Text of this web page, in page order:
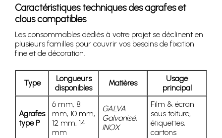
Caractéristiques techniques des agrafes et
clous compatibles
Les consommables dédiés à votre projet se déclinent en
plusieurs familles pour couvrir vos besoins de fixation
fine et de décoration.
Type
Longueurs
disponibles
Matières
Usage
principal
Agrafes
type P
6 mm, 8
mm, 10 mm,
12 mm, 14
mm
GALVA
Galvanisé,
INOX
Film & écran
sous toiture,
étiquettes,
cartons